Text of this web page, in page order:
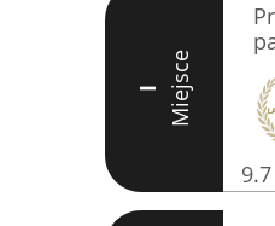
I Miejsce
9.7